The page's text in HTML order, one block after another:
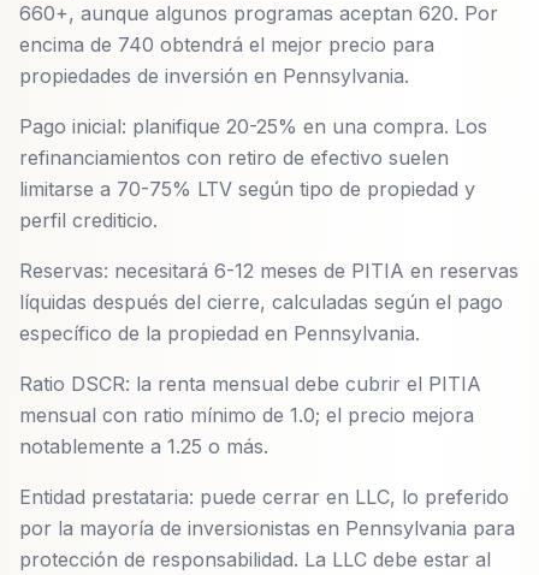
660+, aunque algunos programas aceptan 620. Por
encima de 740 obtendrá el mejor precio para
propiedades de inversión en Pennsylvania.
Pago inicial: planifique 20-25% en una compra. Los
refinanciamientos con retiro de efectivo suelen
limitarse a 70-75% LTV según tipo de propiedad y
perfil crediticio.
Reservas: necesitará 6-12 meses de PITIA en reservas
líquidas después del cierre, calculadas según el pago
específico de la propiedad en Pennsylvania.
Ratio DSCR: la renta mensual debe cubrir el PITIA
mensual con ratio mínimo de 1.0; el precio mejora
notablemente a 1.25 o más.
Entidad prestataria: puede cerrar en LLC, lo preferido
por la mayoría de inversionistas en Pennsylvania para
protección de responsabilidad. La LLC debe estar al